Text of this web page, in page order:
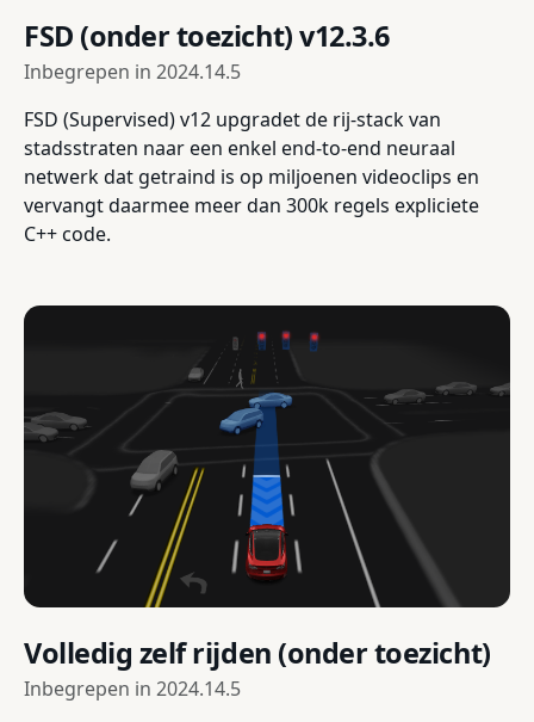
FSD (onder toezicht) v12.3.6
Inbegrepen in 2024.14.5
FSD (Supervised) v12 upgradet de rij-stack van
stadsstraten naar een enkel end-to-end neuraal
netwerk dat getraind is op miljoenen videoclips en
vervangt daarmee meer dan 300k regels expliciete
C++ code.
Volledig zelf rijden (onder toezicht)
Inbegrepen in 2024.14.5